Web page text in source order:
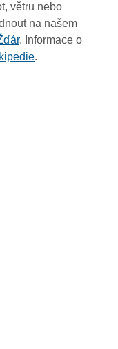
větru nebo
na našem
. Informace o
.